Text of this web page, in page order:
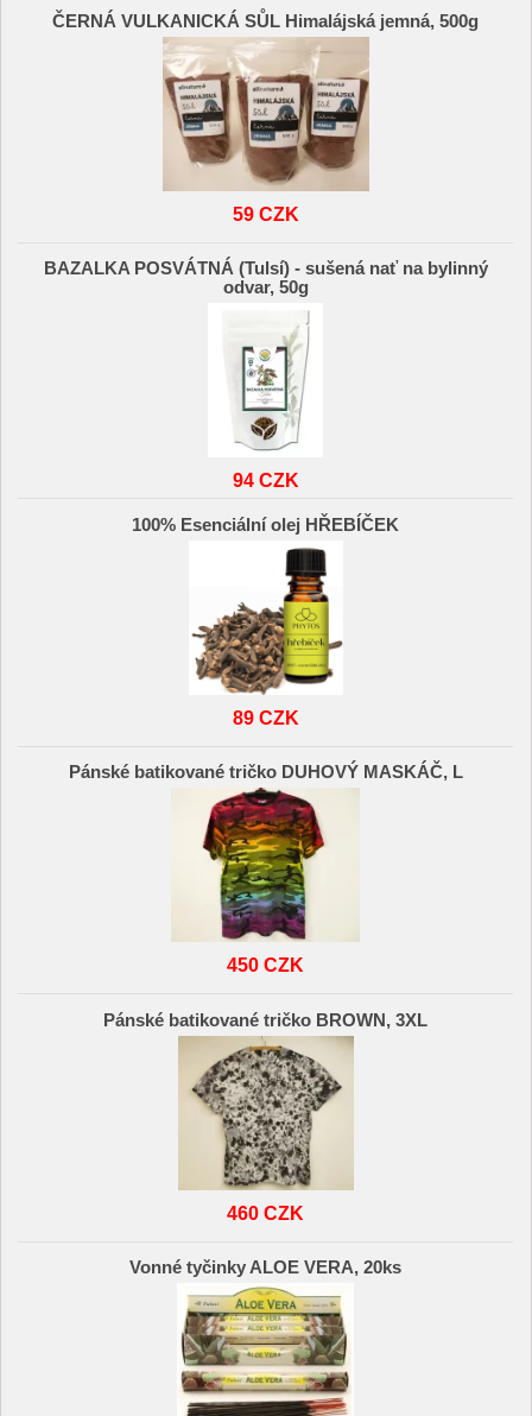
ČERNÁ VULKANICKÁ SŮL Himalájská jemná, 500g
59 CZK
BAZALKA POSVÁTNÁ (Tulsí) - sušená nať na bylinný
odvar, 50g
94 CZK
100% Esenciální olej HŘEBÍČEK
89 CZK
Pánské batikované tričko DUHOVÝ MASKÁČ, L
450 CZK
Pánské batikované tričko BROWN, 3XL
460 CZK
Vonné tyčinky ALOE VERA, 20ks